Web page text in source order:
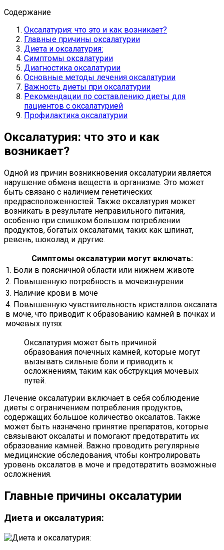
Содержание
Оксалатурия: что это и как возникает?
Главные причины оксалатурии
Диета и оксалатурия:
Симптомы оксалатурии
Диагностика оксалатурии
Основные методы лечения оксалатурии
Важность диеты при оксалатурии
Рекомендации по составлению диеты для
пациентов с оксалатурией
Профилактика оксалатурии
Оксалатурия: что это и как
возникает?
Одной из причин возникновения оксалатурии является
нарушение обмена веществ в организме. Это может
быть связано с наличием генетических
предрасположенностей. Также оксалатурия может
возникать в результате неправильного питания,
особенно при слишком большом потреблении
продуктов, богатых оксалатами, таких как шпинат,
ревень, шоколад и другие.
Симптомы оксалатурии могут включать:
1. Боли в поясничной области или нижнем животе
2. Повышенную потребность в мочеизнурении
3. Наличие крови в моче
4. Повышенную чувствительность кристаллов оксалата
в моче, что приводит к образованию камней в почках и
мочевых путях
Оксалатурия может быть причиной
образования почечных камней, которые могут
вызывать сильные боли и приводить к
осложнениям, таким как обструкция мочевых
путей.
Лечение оксалатурии включает в себя соблюдение
диеты с ограничением потребления продуктов,
содержащих большое количество оксалатов. Также
может быть назначено принятие препаратов, которые
связывают оксалаты и помогают предотвратить их
образование камней. Важно проводить регулярные
медицинские обследования, чтобы контролировать
уровень оксалатов в моче и предотвратить возможные
осложнения.
Главные причины оксалатурии
Диета и оксалатурия: